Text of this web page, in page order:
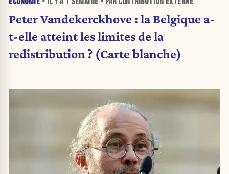
Peter Vandekerckhove : la Belgique a-
t-elle atteint les limites de la
redistribution ? (Carte blanche)